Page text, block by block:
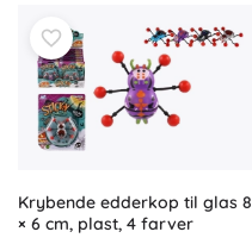
Krybende edderkop til glas 8
× 6 cm, plast, 4 farver